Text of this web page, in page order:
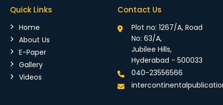
Quick Links
Home
About Us
E-Paper
Gallery
Videos
Contact Us
Plot no: 1267/A, Road
No: 63/A,
Jubilee Hills,
Hyderabad - 500033
040-23556566